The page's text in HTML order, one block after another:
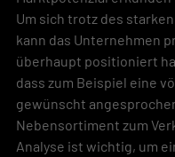
Um sich trotz des
kann das Unternehmen
überhaupt positioniert
dass zum Beispiel eine
gewünscht
Nebensortiment zum
Analyse ist wichtig, um